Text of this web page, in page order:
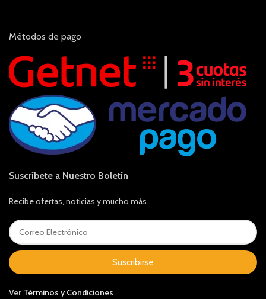
Métodos de pago
Suscríbete a Nuestro Boletín
Recibe ofertas, noticias y mucho más.
Suscribirse
Ver Términos y Condiciones